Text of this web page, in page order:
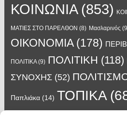
ΚΟΙΝΩΝΙΑ(853)
ΜΑΤΙΕΣ ΣΤΟ ΠΑΡΕΛΘΟΝ (8) Μασλαρινός
ΟΙΚΟΝΟΜΙΑ(178)
ΠΟΛΙΤΙΚΑ(9) ΠΟΛΙΤΙΚΗ (118)
ΣΥΝΟΧΗΣ(52)
Παπλιάκα(14) ΤΟΠΙΚΑ
ΑΥΤΟΔΙΟΙΚΗΣΗ(45)